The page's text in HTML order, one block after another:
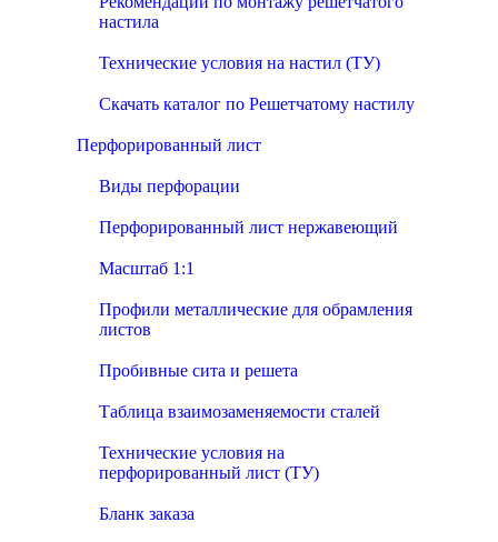
настила
Технические условия на настил (ТУ)
Скачать каталог по Решетчатому настилу
Перфорированный лист
Виды перфорации
Перфорированный лист нержавеющий
Масштаб 1:1
Профили металлические для обрамления
листов
Пробивные сита и решета
Таблица взаимозаменяемости сталей
Технические условия на
перфорированный лист (ТУ)
Бланк заказа